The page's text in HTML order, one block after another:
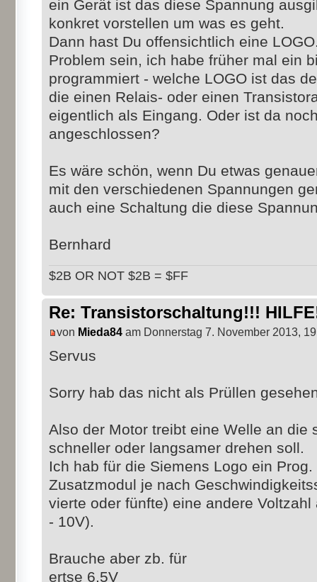
ein Gerät ist das diese Spannung
konkret vorstellen um was es geht.
Dann hast Du offensichtlich eine
Problem sein, ich habe früher mal ein
programmiert - welche LOGO ist das
die einen Relais- oder einen
eigentlich als Eingang. Oder ist da
angeschlossen?
Es wäre schön, wenn Du etwas
mit den verschiedenen Spannungen
auch eine Schaltung die diese
Bernhard
$2B OR NOT $2B = $FF
Re: Transistorschaltung!!!
von Mieda84 am Donnerstag 7. November 2013,
Servus
Sorry hab das nicht als Prüllen
Also der Motor treibt eine Welle an die
schneller oder langsamer drehen soll.
Ich hab für die Siemens Logo ein
Zusatzmodul je nach
vierte oder fünfte) eine andere
- 10V).
Brauche aber zb. für
ertse 6,5V